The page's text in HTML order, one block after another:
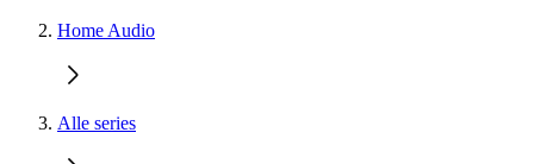
Home Audio
Alle series